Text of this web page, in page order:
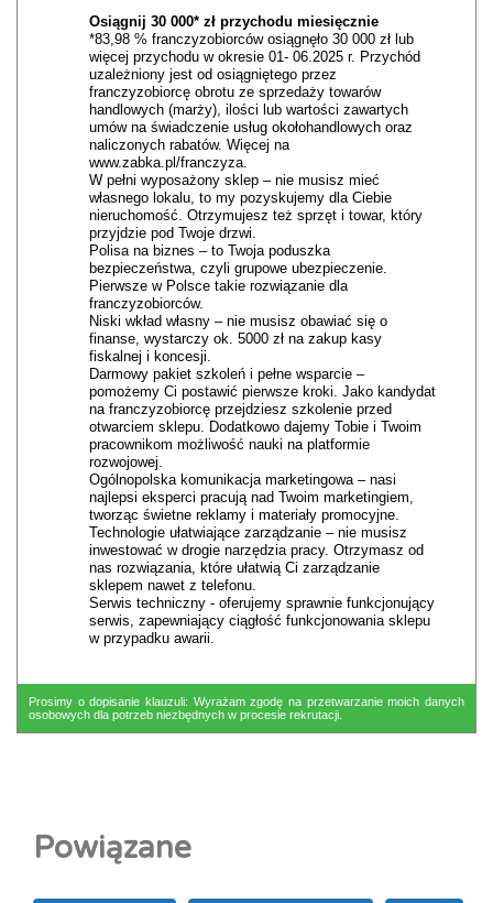
Osiągnij 30 000* zł przychodu miesięcznie
*83,98 % franczyzobiorców osiągnęło 30 000 zł lub
więcej przychodu w okresie 01- 06.2025 r. Przychód
uzależniony jest od osiągniętego przez
franczyzobiorcę obrotu ze sprzedaży towarów
handlowych (marży), ilości lub wartości zawartych
umów na świadczenie usług okołohandlowych oraz
naliczonych rabatów. Więcej na
www.zabka.pl/franczyza.
W pełni wyposażony sklep – nie musisz mieć
własnego lokalu, to my pozyskujemy dla Ciebie
nieruchomość. Otrzymujesz też sprzęt i towar, który
przyjdzie pod Twoje drzwi.
Polisa na biznes – to Twoja poduszka
bezpieczeństwa, czyli grupowe ubezpieczenie.
Pierwsze w Polsce takie rozwiązanie dla
franczyzobiorców.
Niski wkład własny – nie musisz obawiać się o
finanse, wystarczy ok. 5000 zł na zakup kasy
fiskalnej i koncesji.
Darmowy pakiet szkoleń i pełne wsparcie –
pomożemy Ci postawić pierwsze kroki. Jako kandydat
na franczyzobiorcę przejdziesz szkolenie przed
otwarciem sklepu. Dodatkowo dajemy Tobie i Twoim
pracownikom możliwość nauki na platformie
rozwojowej.
Ogólnopolska komunikacja marketingowa – nasi
najlepsi eksperci pracują nad Twoim marketingiem,
tworząc świetne reklamy i materiały promocyjne.
Technologie ułatwiające zarządzanie – nie musisz
inwestować w drogie narzędzia pracy. Otrzymasz od
nas rozwiązania, które ułatwią Ci zarządzanie
sklepem nawet z telefonu.
Serwis techniczny - oferujemy sprawnie funkcjonujący
serwis, zapewniający ciągłość funkcjonowania sklepu
w przypadku awarii.
Prosimy o dopisanie klauzuli: Wyrażam zgodę na przetwarzanie moich danych
osobowych dla potrzeb niezbędnych w procesie rekrutacji.
Powiązane